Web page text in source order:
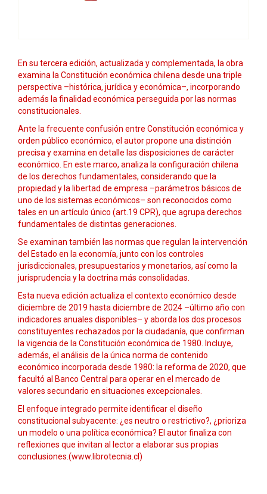
En su tercera edición, actualizada y complementada, la obra
examina la Constitución económica chilena desde una triple
perspectiva –histórica, jurídica y económica–, incorporando
además la finalidad económica perseguida por las normas
constitucionales.
Ante la frecuente confusión entre Constitución económica y
orden público económico, el autor propone una distinción
precisa y examina en detalle las disposiciones de carácter
económico. En este marco, analiza la configuración chilena
de los derechos fundamentales, considerando que la
propiedad y la libertad de empresa –parámetros básicos de
uno de los sistemas económicos– son reconocidos como
tales en un artículo único (art.19 CPR), que agrupa derechos
fundamentales de distintas generaciones.
Se examinan también las normas que regulan la intervención
del Estado en la economía, junto con los controles
jurisdiccionales, presupuestarios y monetarios, así como la
jurisprudencia y la doctrina más consolidadas.
Esta nueva edición actualiza el contexto económico desde
diciembre de 2019 hasta diciembre de 2024 –último año con
indicadores anuales disponibles– y aborda los dos procesos
constituyentes rechazados por la ciudadanía, que confirman
la vigencia de la Constitución económica de 1980. Incluye,
además, el análisis de la única norma de contenido
económico incorporada desde 1980: la reforma de 2020, que
facultó al Banco Central para operar en el mercado de
valores secundario en situaciones excepcionales.
El enfoque integrado permite identificar el diseño
constitucional subyacente: ¿es neutro o restrictivo?, ¿prioriza
un modelo o una política económica? El autor finaliza con
reflexiones que invitan al lector a elaborar sus propias
conclusiones.(www.librotecnia.cl)